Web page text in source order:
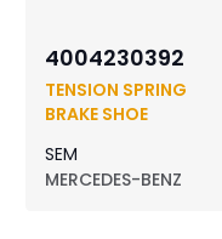
4004230392
TENSION SPRING
BRAKE SHOE
SEM
MERCEDES-BENZ